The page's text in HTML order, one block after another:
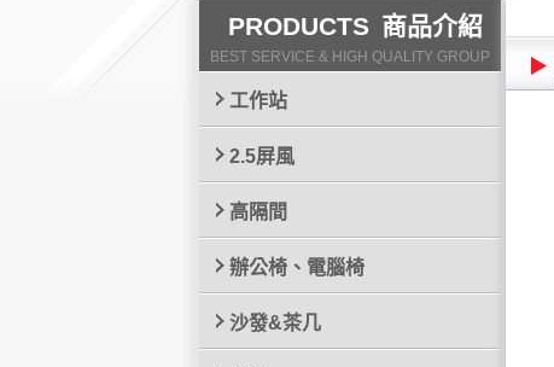
PRODUCTS 商品介紹
BEST SERVICE & HIGH QUALITY GROUP
工作站
2.5屏風
高隔間
辦公椅、電腦椅
沙發&茶几